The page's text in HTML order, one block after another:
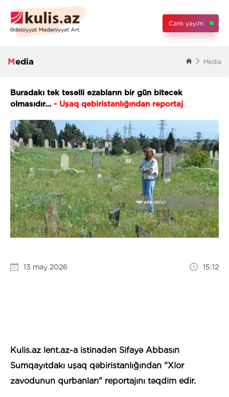
Canlı yayım
Media Media
Buradakı tək təsəlli əzabların bir gün bitəcək
olmasıdır... - Uşaq qəbiristanlığından reportaj
13 may 2026 15:12
Kulis.az lent.az-a istinadən Sifayə Abbasın
Sumqayıtdakı uşaq qəbiristanlığından "Xlor
zavodunun qurbanları" reportajını təqdim edir.